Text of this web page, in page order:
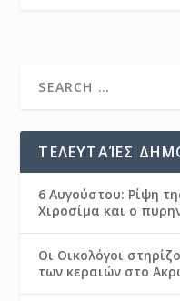
ΤΕΛΕΥΤΑΊΕΣ
6 Αυγούστου: Ρίψη
Χιροσίμα και ο
Οι Οικολόγοι
των κεραιών στο